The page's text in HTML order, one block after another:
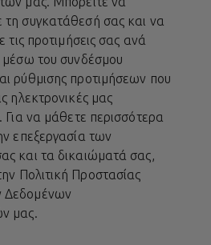
τη συγκατάθεσή σας και να
τις προτιμήσεις σας ανά
μέσω του συνδέσμου
ρύθμισης προτιμήσεων που
ηλεκτρονικές μας
Για να μάθετε περισσότερα
επεξεργασία των
και τα δικαιώματά σας,
Πολιτική Προστασίας
Δεδομένων
μας.